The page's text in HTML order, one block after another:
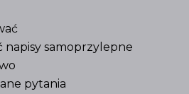
napisy samoprzylepne
pytania